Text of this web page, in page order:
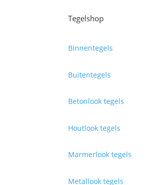
Tegelshop
Binnentegels
Buitentegels
Betonlook tegels
Houtlook tegels
Marmerlook tegels
Metallook tegels